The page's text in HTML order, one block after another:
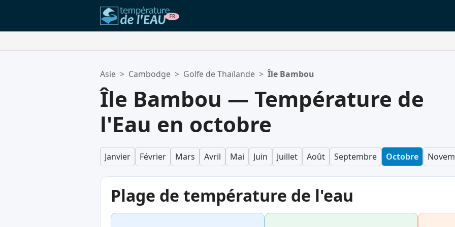
Votre liste de favoris est vide.
Asie > Cambodge > Golfe de Thaïlande > Île Bambou
Île Bambou — Température de
l'Eau en octobre
Janvier Février Mars Avril Mai Juin Juillet Août Septembre Octobre
Plage de température de l'eau